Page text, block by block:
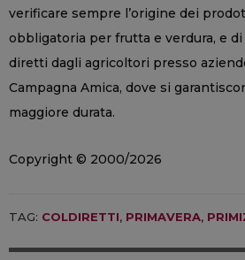
verificare sempre l’origine dei
obbligatoria per frutta e verdura, e
diretti dagli agricoltori presso
Campagna Amica, dove si
maggiore durata.
Copyright © 2000/2026
TAG: COLDIRETTI, PRIMAVERA,